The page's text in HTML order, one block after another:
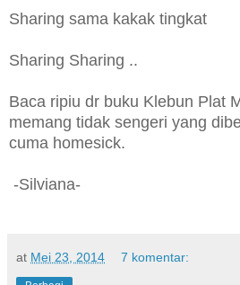
Sharing sama kakak tingkat
Sharing Sharing ..
Baca ripiu dr buku Klebun Plat
memang tidak sengeri yang
cuma homesick.
-Silviana-
at Mei 23, 2014 7 komentar: